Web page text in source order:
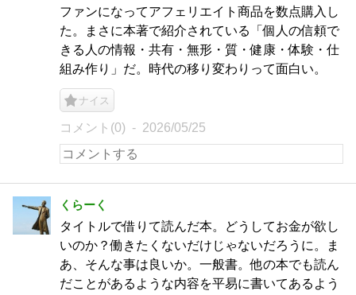
ファンになってアフェリエイト商品を数点購入し
た。まさに本著で紹介されている「個人の信頼で
きる人の情報・共有・無形・質・健康・体験・仕
組み作り」だ。時代の移り変わりって面白い。
ナイス
コメント(0) 2026/05/25
くらーく
タイトルで借りて読んだ本。どうしてお金が欲し
いのか？働きたくないだけじゃないだろうに。ま
あ、そんな事は良いか。一般書。他の本でも読ん
だことがあるような内容を平易に書いてあるよう